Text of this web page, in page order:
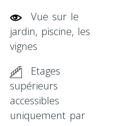
Vue sur le
jardin, piscine, les
vignes
Etages
supérieurs
accessibles
uniquement par